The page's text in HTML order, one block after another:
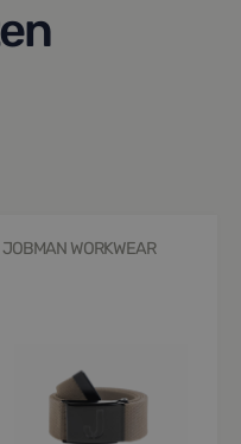
JOBMAN WORKWEAR